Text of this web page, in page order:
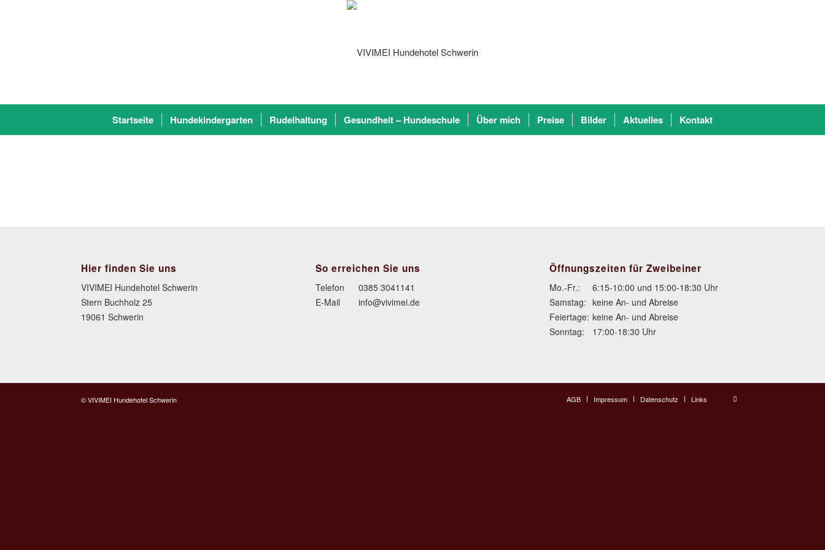
Startseite Hundekindergarten Rudelhaltung Gesundheit – Hundeschule Über mich Preise Bilder Aktuelles Kontakt
Hier finden Sie uns
VIVIMEI Hundehotel Schwerin
Stern Buchholz 25
19061 Schwerin
So erreichen Sie uns
Telefon
0385 3041141
E-Mail
info@vivimei.de
Öffnungszeiten für Zweibeiner
Mo.-Fr.:
6:15-10:00 und 15:00-18:30 Uhr
Samstag: keine An- und Abreise
Feiertage: keine An- und Abreise
Sonntag:
17:00-18:30 Uhr
© VIVIMEI Hundehotel Schwerin AGB Impressum Datenschutz Links